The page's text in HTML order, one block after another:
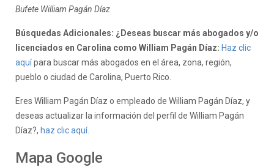
Bufete William Pagán Díaz
Búsquedas Adicionales: ¿Deseas buscar más abogados y/o
licenciados en Carolina como William Pagán Díaz: Haz clic
aquípara buscar más abogados en el área, zona, región,
pueblo o ciudad de Carolina, Puerto Rico.
Eres William Pagán Díaz o empleado de William Pagán Díaz, y
deseas actualizar la información del perfil de William Pagán
Díaz?, haz clic aquí.
Mapa Google